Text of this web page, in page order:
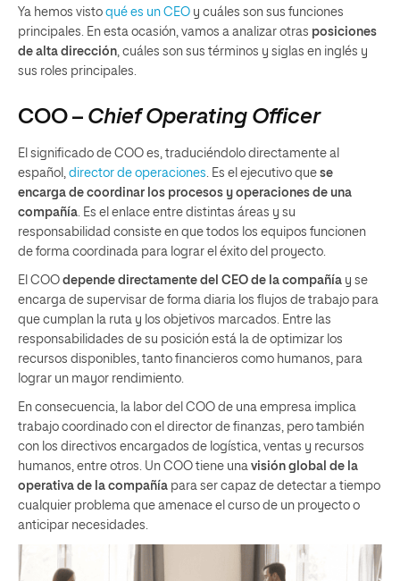
Ya hemos visto qué es un CEO y cuáles son sus funciones
principales. En esta ocasión, vamos a analizar otras posiciones
de alta dirección, cuáles son sus términos y siglas en inglés y
sus roles principales.
COO – Chief Operating Officer
El significado de COO es, traduciéndolo directamente al
español, director de operaciones. Es el ejecutivo que se
encarga de coordinar los procesos y operaciones de una
compañía. Es el enlace entre distintas áreas y su
responsabilidad consiste en que todos los equipos funcionen
de forma coordinada para lograr el éxito del proyecto.
El COO depende directamente del CEO de la compañía y se
encarga de supervisar de forma diaria los flujos de trabajo para
que cumplan la ruta y los objetivos marcados. Entre las
responsabilidades de su posición está la de optimizar los
recursos disponibles, tanto financieros como humanos, para
lograr un mayor rendimiento.
En consecuencia, la labor del COO de una empresa implica
trabajo coordinado con el director de finanzas, pero también
con los directivos encargados de logística, ventas y recursos
humanos, entre otros. Un COO tiene una visión global de la
operativa de la compañía para ser capaz de detectar a tiempo
cualquier problema que amenace el curso de un proyecto o
anticipar necesidades.